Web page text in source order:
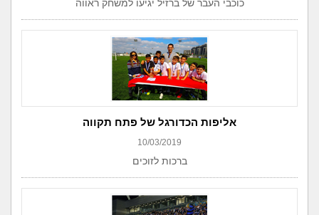
כוכבי העבר של ברזיל יגיעו למשחק ראווה
אליפות הכדורגל של פתח תקווה
10/03/2019
ברכות לזוכים